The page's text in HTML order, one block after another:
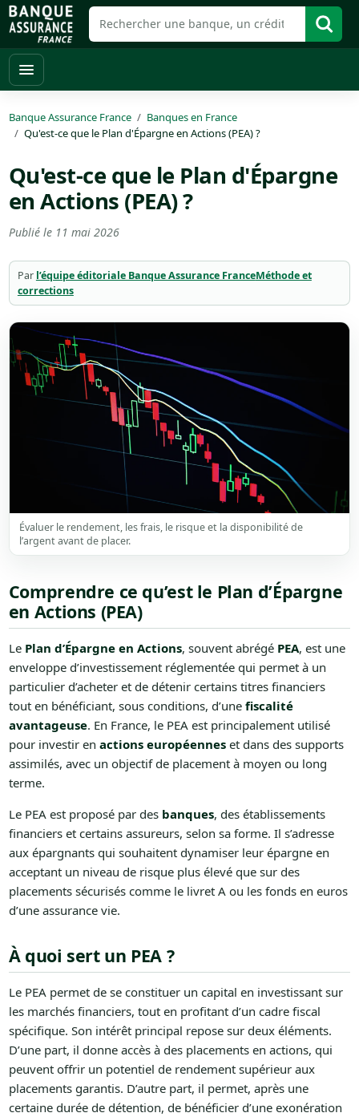
Banque Assurance France
Banques en France
Qu'est-ce que le Plan d'Épargne en Actions (PEA) ?
Qu'est-ce que le Plan d'Épargne
en Actions (PEA) ?
Publié le 11 mai 2026
Par l’équipe éditoriale Banque Assurance FranceMéthode et
corrections
Évaluer le rendement, les frais, le risque et la disponibilité de
l’argent avant de placer.
Comprendre ce qu’est le Plan d’Épargne
en Actions (PEA)
Le Plan d’Épargne en Actions, souvent abrégé PEA, est une
enveloppe d’investissement réglementée qui permet à un
particulier d’acheter et de détenir certains titres financiers
tout en bénéficiant, sous conditions, d’une fiscalité
avantageuse. En France, le PEA est principalement utilisé
pour investir en actions européenneset dans des supports
assimilés, avec un objectif de placement à moyen ou long
terme.
Le PEA est proposé par des banques, des établissements
financiers et certains assureurs, selon sa forme. Il s’adresse
aux épargnants qui souhaitent dynamiser leur épargne en
acceptant un niveau de risque plus élevé que sur des
placements sécurisés comme le livret A ou les fonds en euros
d’une assurance vie.
À quoi sert un PEA ?
Le PEA permet de se constituer un capital en investissant sur
les marchés financiers, tout en profitant d’un cadre fiscal
spécifique. Son intérêt principal repose sur deux éléments.
D’une part, il donne accès à des placements en actions, qui
peuvent offrir un potentiel de rendement supérieur aux
placements garantis. D’autre part, il permet, après une
certaine durée de détention, de bénéficier d’une exonération